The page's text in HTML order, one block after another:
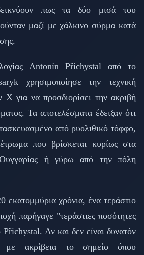
πως τα δύο μισά του
μαζί με χάλκινο σύρμα κατά
Antonín Přichystal από το
χρησιμοποίησε την τεχνική
Χ για να προσδιορίσει την ακριβή
Τα αποτελέσματα έδειξαν ότι
από ρυολιθικό τόφφο,
που βρίσκεται κυρίως στα
ή γύρω από την πόλη
εκατομμύρια χρόνια, ένα τεράστιο
παρήγαγε "τεράστιες ποσότητες
Αν και δεν είναι δυνατόν
με ακρίβεια το σημείο όπου